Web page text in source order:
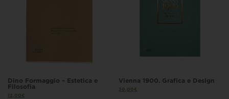
Dino Formaggio – Estetica e
Filosofia
12,00€
Vienna 1900. Grafica e Design
30,00€